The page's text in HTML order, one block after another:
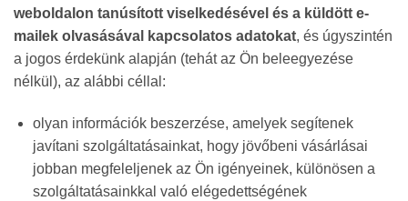
weboldalon tanúsított viselkedésével és a küldött e-
mailek olvasásával kapcsolatos adatokat, és úgyszintén
a jogos érdekünk alapján (tehát az Ön beleegyezése
nélkül), az alábbi céllal:
olyan információk beszerzése, amelyek segítenek
javítani szolgáltatásainkat, hogy jövőbeni vásárlásai
jobban megfeleljenek az Ön igényeinek, különösen a
szolgáltatásainkkal való elégedettségének